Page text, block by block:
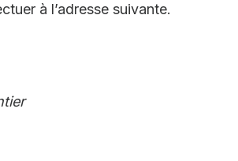
à l’adresse suivante.